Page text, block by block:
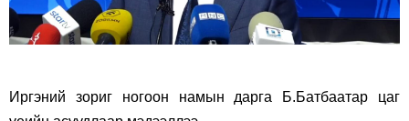
Иргэний зориг ногоон намын дарга Б.Батбаатар цаг